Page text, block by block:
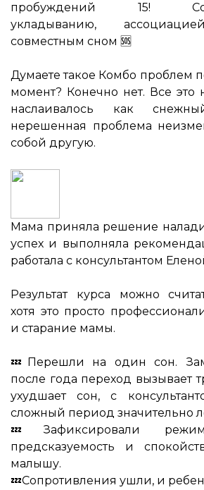
пробуждений 15!
укладыванию,
совместным сном 🆘
Думаете такое Комбо проблем
момент? Конечно нет. Все это
наслаивалось как
нерешенная проблема
собой другую.
Мама приняла решение
успех и выполняла
работала с консультантом
Результат курса можно
хотя это просто
и старание мамы.
💤Перешли на один сон.
после года переход вызывает
ухудшает сон, с
сложный период значительно
💤Зафиксировали
предсказуемость и
малышу.
💤Сопротивления ушли, и